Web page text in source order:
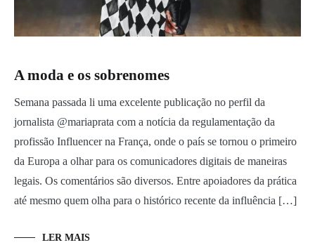
A moda e os sobrenomes
Semana passada li uma excelente publicação no perfil da
jornalista @mariaprata com a notícia da regulamentação da
profissão Influencer na França, onde o país se tornou o primeiro
da Europa a olhar para os comunicadores digitais de maneiras
legais. Os comentários são diversos. Entre apoiadores da prática
até mesmo quem olha para o histórico recente da influência […]
LER MAIS